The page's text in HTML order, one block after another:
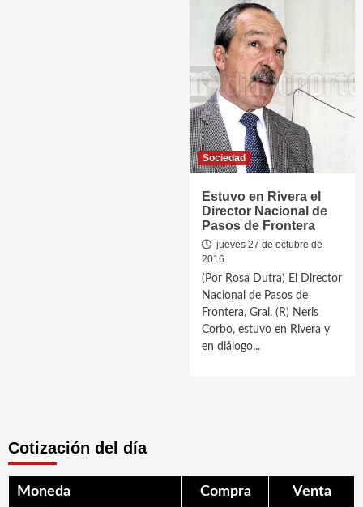
Sociedad
Estuvo en Rivera el
Director Nacional de
Pasos de Frontera
jueves 27 de octubre de
2016
(Por Rosa Dutra) El Director
Nacional de Pasos de
Frontera, Gral. (R) Neris
Corbo, estuvo en Rivera y
en diálogo...
Cotización del día
Moneda Compra Venta